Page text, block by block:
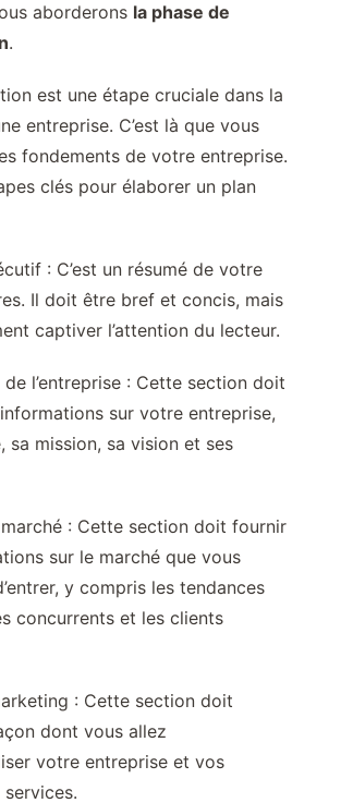
aborderons la phase de
.
est une étape cruciale dans la
entreprise. C’est là que vous
fondements de votre entreprise.
clés pour élaborer un plan
: C’est un résumé de votre
Il doit être bref et concis, mais
captiver l’attention du lecteur.
l’entreprise : Cette section doit
sur votre entreprise,
sa mission, sa vision et ses
: Cette section doit fournir
sur le marché que vous
y compris les tendances
concurrents et les clients
: Cette section doit
dont vous allez
votre entreprise et vos